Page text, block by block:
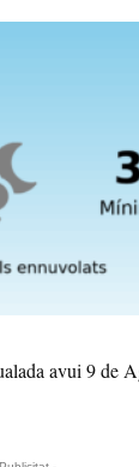
avui 9 de